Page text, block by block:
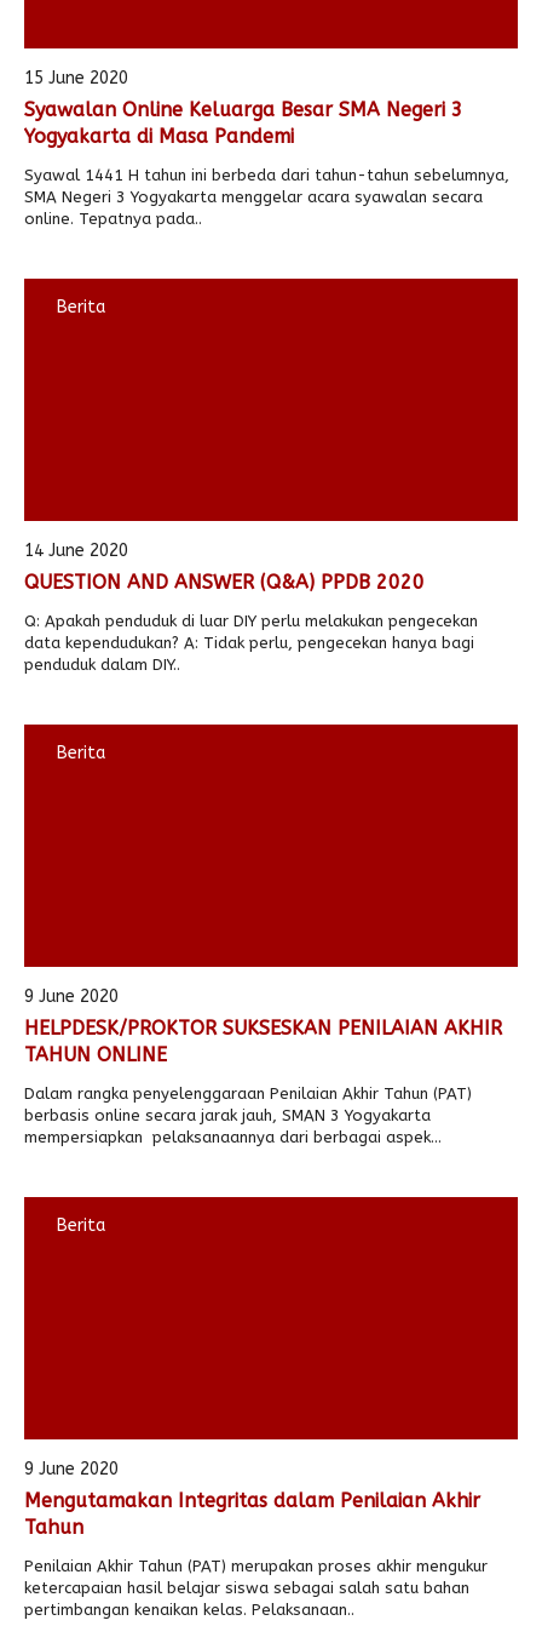
15 June 2020
Syawalan Online Keluarga Besar SMA Negeri 3
Yogyakarta di Masa Pandemi
Syawal 1441 H tahun ini berbeda dari tahun-tahun sebelumnya,
SMA Negeri 3 Yogyakarta menggelar acara syawalan secara
online. Tepatnya pada..
Berita
14 June 2020
QUESTION AND ANSWER (Q&A) PPDB 2020
Q: Apakah penduduk di luar DIY perlu melakukan pengecekan
data kependudukan? A: Tidak perlu, pengecekan hanya bagi
penduduk dalam DIY..
Berita
9 June 2020
HELPDESK/PROKTOR SUKSESKAN PENILAIAN AKHIR
TAHUN ONLINE
Dalam rangka penyelenggaraan Penilaian Akhir Tahun (PAT)
berbasis online secara jarak jauh, SMAN 3 Yogyakarta
mempersiapkan pelaksanaannya dari berbagai aspek...
Berita
9 June 2020
Mengutamakan Integritas dalam Penilaian Akhir
Tahun
Penilaian Akhir Tahun (PAT) merupakan proses akhir mengukur
ketercapaian hasil belajar siswa sebagai salah satu bahan
pertimbangan kenaikan kelas. Pelaksanaan..